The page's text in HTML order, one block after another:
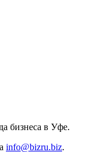
бизнеса в Уфе.
info@bizru.biz.